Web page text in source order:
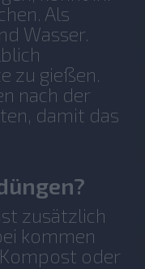
Als
Wasser.
zu gießen.
nach der
damit das
zusätzlich
kommen
oder